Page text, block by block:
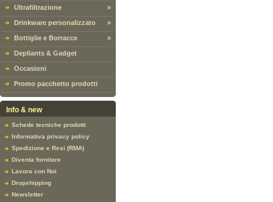
Ultrafiltrazione »
Drinkware personalizzato »
Bottiglie e Borracce »
Depliants & Gadget
Occasioni
Promo pacchetto prodotti
Info & new
Schede tecniche prodotti
Informativa privacy policy
Spedizione e Resi (RMA)
Diventa fornitore
Lavora con Noi
Dropshipping
Newsletter